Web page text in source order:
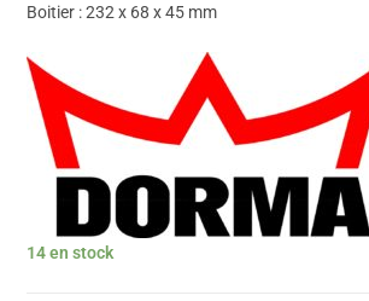
Boitier : 232 x 68 x 45 mm
14 en stock